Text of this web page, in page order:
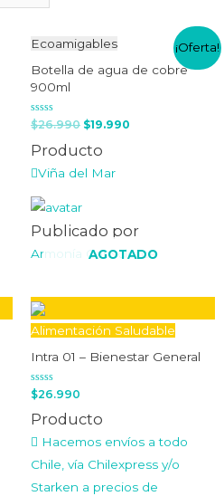
¡Oferta!
AGOTADO
Ecoamigables
Botella de agua de cobre
900ml
Valorado
en
0
de
$26.990 $19.990
Producto
Viña del Mar
Publicado por
Armonía Consciente
Alimentación Saludable
Intra 01 – Bienestar General
Valorado
en
0
de
$26.990
Producto
Hacemos envíos a todo
Chile, vía Chilexpress y/o
Starken a precios de